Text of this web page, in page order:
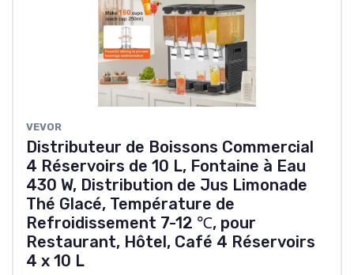
VEVOR
Distributeur de Boissons Commercial
4 Réservoirs de 10 L, Fontaine à Eau
430 W, Distribution de Jus Limonade
Thé Glacé, Température de
Refroidissement 7-12 ℃, pour
Restaurant, Hôtel, Café 4 Réservoirs
4 x 10 L